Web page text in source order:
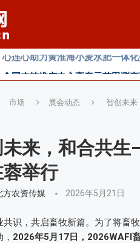
2026中国新疆种子交易会：种业
直面“同肥不同效”：科学精准施
市场 展会动态 智创未
来，和合共
举行
方农资传媒 2026年5月21日
共识，共启畜牧新篇。为了将畜
2026年5月17日，2026WAFI